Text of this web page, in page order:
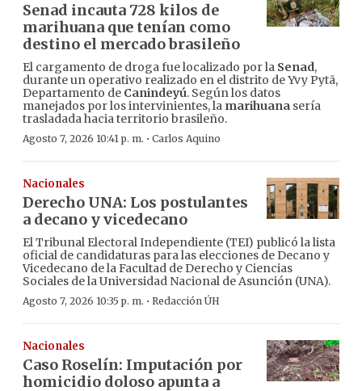
Senad incauta 728 kilos de
marihuana que tenían como
destino el mercado brasileño
El cargamento de droga fue localizado por la Senad,
durante un operativo realizado en el distrito de Yvy Pytã,
Departamento de Canindeyú. Según los datos
manejados por los intervinientes, la marihuana sería
trasladada hacia territorio brasileño.
Agosto 7, 2026 10:41 p. m. · Carlos Aquino
Nacionales
Derecho UNA: Los postulantes
a decano y vicedecano
El Tribunal Electoral Independiente (TEI) publicó la lista
oficial de candidaturas para las elecciones de Decano y
Vicedecano de la Facultad de Derecho y Ciencias
Sociales de la Universidad Nacional de Asunción (UNA).
Agosto 7, 2026 10:35 p. m. · Redacción ÚH
Nacionales
Caso Roselín: Imputación por
homicidio doloso apunta a